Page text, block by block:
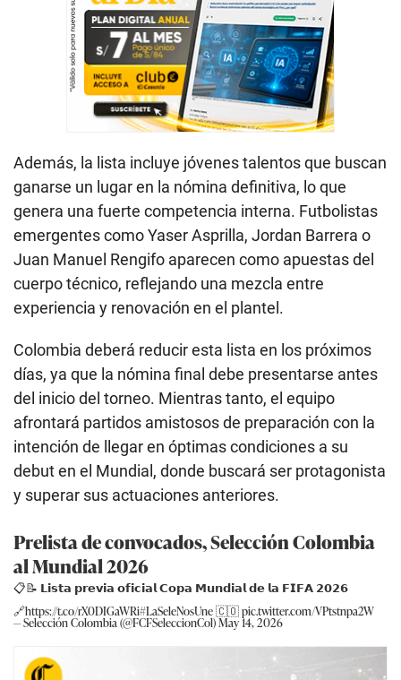
Además, la lista incluye jóvenes talentos que buscan
ganarse un lugar en la nómina definitiva, lo que
genera una fuerte competencia interna. Futbolistas
emergentes como Yaser Asprilla, Jordan Barrera o
Juan Manuel Rengifo aparecen como apuestas del
cuerpo técnico, reflejando una mezcla entre
experiencia y renovación en el plantel.
Colombia deberá reducir esta lista en los próximos
días, ya que la nómina final debe presentarse antes
del inicio del torneo. Mientras tanto, el equipo
afrontará partidos amistosos de preparación con la
intención de llegar en óptimas condiciones a su
debut en el Mundial, donde buscará ser protagonista
y superar sus actuaciones anteriores.
Prelista de convocados, Selección Colombia
al Mundial 2026
📋📝 𝗟𝗶𝘀𝘁𝗮 𝗽𝗿𝗲𝘃𝗶𝗮 𝗼𝗳𝗶𝗰𝗶𝗮𝗹 𝗖𝗼𝗽𝗮 𝗠𝘂𝗻𝗱𝗶𝗮𝗹 𝗱𝗲 𝗹𝗮 𝗙𝗜𝗙𝗔 𝟮𝟬𝟮𝟲
🔗https://t.co/rX0DIGaWRi#LaSeleNosUne🇨🇴pic.twitter.com/VPtstnpa2W
— Selección Colombia (@FCFSeleccionCol)May 14, 2026